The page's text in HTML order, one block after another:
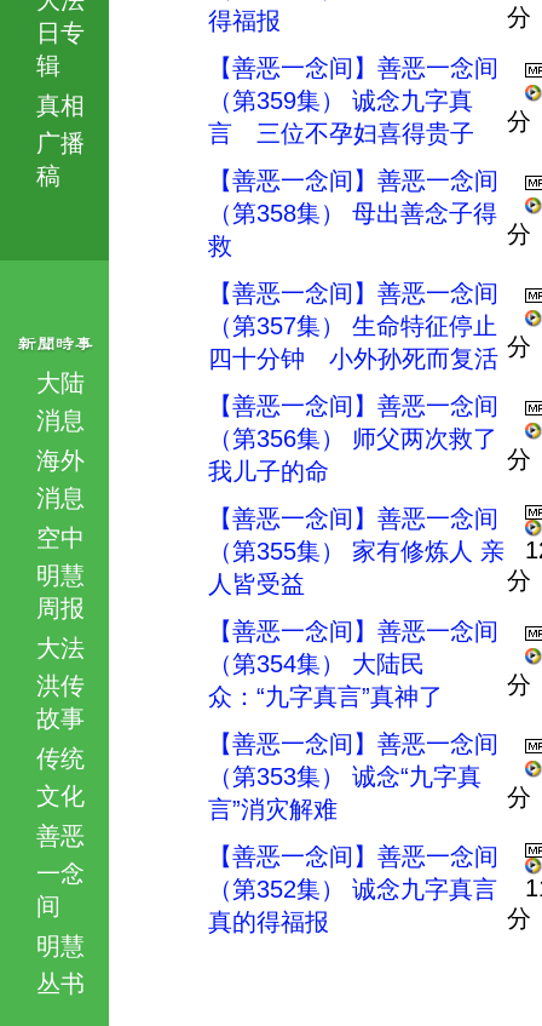
日专
辑
真相
广播
稿
大陆
消息
海外
消息
空中
明慧
周报
大法
洪传
故事
传统
文化
善恶
一念
间
明慧
丛书
得福报
分
【善恶一念间】善恶一念间
（第359集） 诚念九字真
言 三位不孕妇喜得贵子
分
【善恶一念间】善恶一念间
（第358集） 母出善念子得
救
分
【善恶一念间】善恶一念间
（第357集） 生命特征停止
四十分钟 小外孙死而复活 分
【善恶一念间】善恶一念间
（第356集） 师父两次救了
我儿子的命
分
【善恶一念间】善恶一念间
（第355集） 家有修炼人 亲
人皆受益
分
【善恶一念间】善恶一念间
（第354集） 大陆民
众：“九字真言”真神了
分
【善恶一念间】善恶一念间
（第353集） 诚念“九字真
言”消灾解难
分
【善恶一念间】善恶一念间
（第352集） 诚念九字真言
真的得福报
分